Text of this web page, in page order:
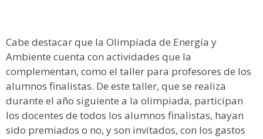
Cabe destacar que la Olimpíada de Energía y
Ambiente cuenta con actividades que la
complementan, como el taller para profesores de los
alumnos finalistas. De este taller, que se realiza
durante el año siguiente a la olimpiada, participan
los docentes de todos los alumnos finalistas, hayan
sido premiados o no, y son invitados, con los gastos